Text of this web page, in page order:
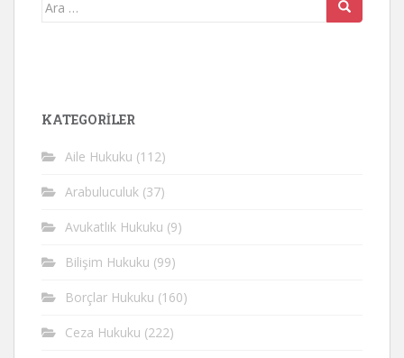
KATEGORİLER
Aile Hukuku (112)
Arabuluculuk (37)
Avukatlık Hukuku (9)
Bilişim Hukuku (99)
Borçlar Hukuku (160)
Ceza Hukuku (222)